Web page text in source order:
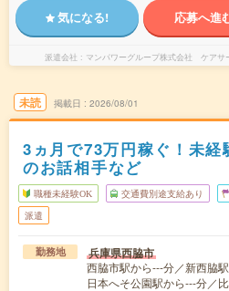
気になる! 応募へ進
派遣会社 マンパワーグループ株式会社 ケアサ
未読 掲載日 2026/08/01
3ヵ月で73万円稼ぐ！未
のお話相手など
職種未経験OK 交通費別途支給あり
派遣
勤務地 兵庫県西脇市
西脇市駅から---分／新西脇
日本へそ公園駅から---分／